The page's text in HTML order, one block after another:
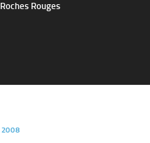
Roches Rouges
2008